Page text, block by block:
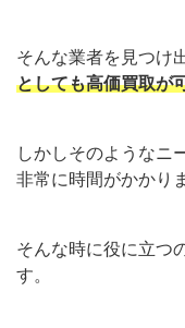
そんな業者を見つけ
としても高価買取が
しかしそのようなニ
非常に時間がかかり
そんな時に役に立つ
す。